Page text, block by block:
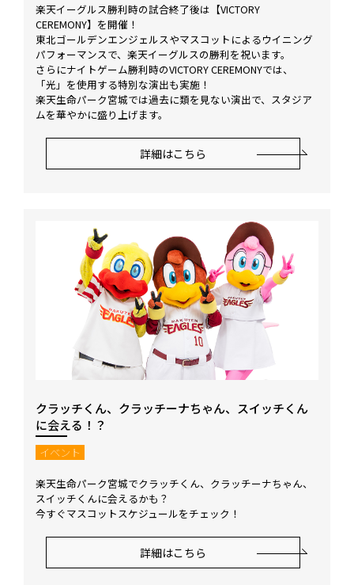
楽天イーグルス勝利時の試合終了後は【VICTORY
CEREMONY】を開催！
東北ゴールデンエンジェルスやマスコットによるウイニング
パフォーマンスで、楽天イーグルスの勝利を祝います。
さらにナイトゲーム勝利時のVICTORY CEREMONYでは、
「光」を使用する特別な演出も実施！
楽天生命パーク宮城では過去に類を見ない演出で、スタジア
ムを華やかに盛り上げます。
詳細はこちら
クラッチくん、クラッチーナちゃん、スイッチくん
に会える！？
イベント
楽天生命パーク宮城でクラッチくん、クラッチーナちゃん、
スイッチくんに会えるかも？
今すぐマスコットスケジュールをチェック！
詳細はこちら